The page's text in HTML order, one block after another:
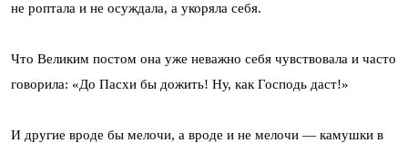
не роптала и не осуждала, а укоряла себя.
Что Великим постом она уже неважно себя чувствовала и часто
говорила: «До Пасхи бы дожить! Ну, как Господь даст!»
И другие вроде бы мелочи, а вроде и не мелочи — камушки в